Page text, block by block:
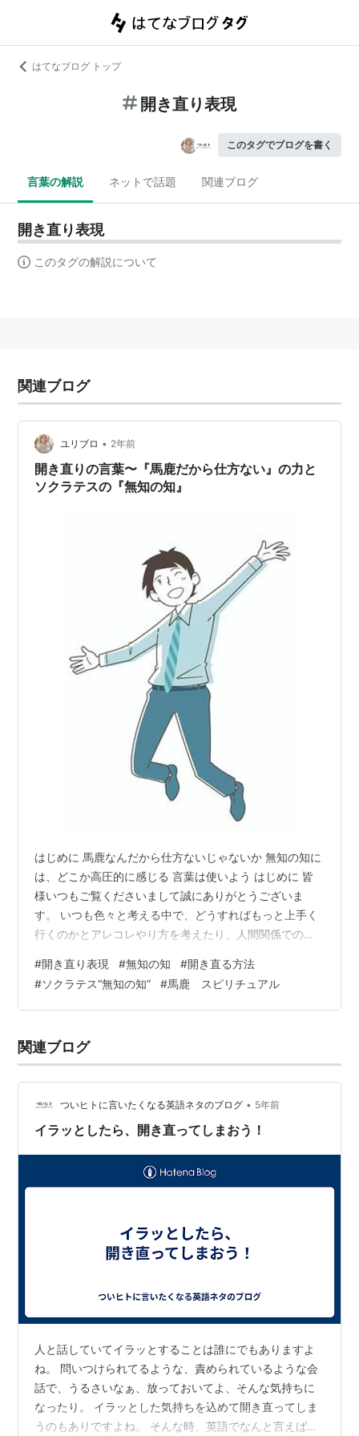
はてなブログ トップ
開き直り表現
このタグでブログを書く
言葉の解説 ネットで話題 関連ブログ
開き直り表現
このタグの解説について
関連ブログ
ユリブロ • 2年前
開き直りの言葉〜『馬鹿だから仕方ない』の力と
ソクラテスの『無知の知』
はじめに 馬鹿なんだから仕方ないじゃないか 無知の知に
は、どこか高圧的に感じる 言葉は使いよう はじめに 皆
様いつもご覧くださいまして誠にありがとうございま
す。 いつも色々と考える中で、どうすればもっと上手く
行くのかとアレコレやり方を考えたり、人間関係での身
たり、又は、それを人からアドバイスされたり、日々そ
うして色々なことを計らいながら、石橋を叩きながら、
人間というのは生きているものだと思います。 しかし、
かなと思います。上手くいくことを追求し過ぎれば、病
的なほど神経質になったりもしますし、失敗…
#開き直り表現 #無知の知 #開き直る方法
#ソクラテス“無知の知” #馬鹿 スピリチュアル
関連ブログ
ついヒトに言いたくなる英語ネタのブログ • 5年前
イラッとしたら、開き直ってしまおう！
人と話していてイラッとすることは誰にでもありますよ
ね。 問いつけられてるような、責められているような会
話で、うるさいなぁ、放っておいてよ、そんな気持ちに
なったり。 イラッとした気持ちを込めて開き直ってしま
うのもありですよね。 そんな時、英語でなんと言えばい